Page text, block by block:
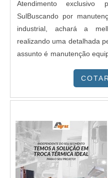
Atendimento
SulBuscando por
industrial, achará a
realizando uma detalhada
assunto é manutenção
com assessoria técnica
Casqueiro e Souza foca
uma estrutura com:
bem estruturados;
foco em manutenção